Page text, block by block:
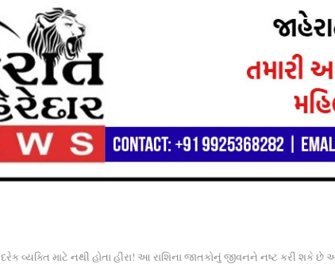
દરેક વ્યક્તિ માટે નથી હોતા હીરા! આ રાશિના જાતકોનું જીવનને નષ્ટ કરી શકે છે